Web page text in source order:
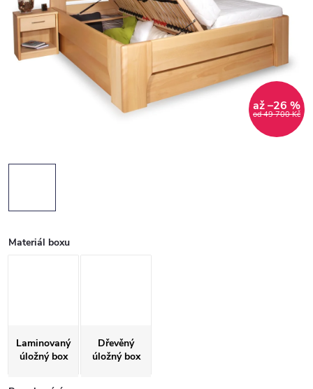
od 49 700 Kč
až –26 %
Materiál boxu
Laminovaný
úložný box
Dřevěný
úložný box